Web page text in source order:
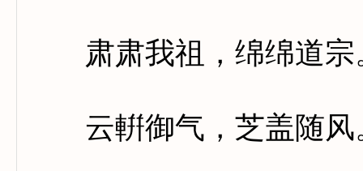
肃肃我祖，绵绵道宗
云輧御气，芝盖随风